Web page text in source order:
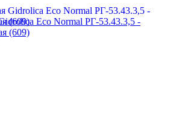
Eco Normal РГ-53.43.3,5 -
(609)